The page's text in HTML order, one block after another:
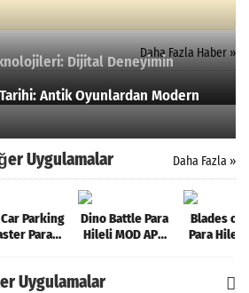
Daha Fazla Haber »
Dijital Deneyimin
Antik Oyunlardan Modern
Uygulamalar Daha Fazla »
Parking
Para
Dino Battle Para
Hileli MOD APK
Blades of
Para Hileli
Uygulamalar